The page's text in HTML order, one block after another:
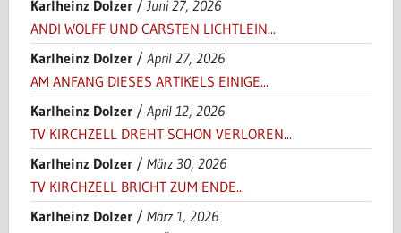
Karlheinz Dolzer/Juni 27, 2026
ANDI WOLFF UND CARSTEN LICHTLEIN...
Karlheinz Dolzer/ April 27, 2026
AM ANFANG DIESES ARTIKELS EINIGE...
Karlheinz Dolzer/ April 12, 2026
TV KIRCHZELL DREHT SCHON VERLOREN...
Karlheinz Dolzer/ März 30, 2026
TV KIRCHZELL BRICHT ZUM ENDE...
Karlheinz Dolzer/ März 1, 2026